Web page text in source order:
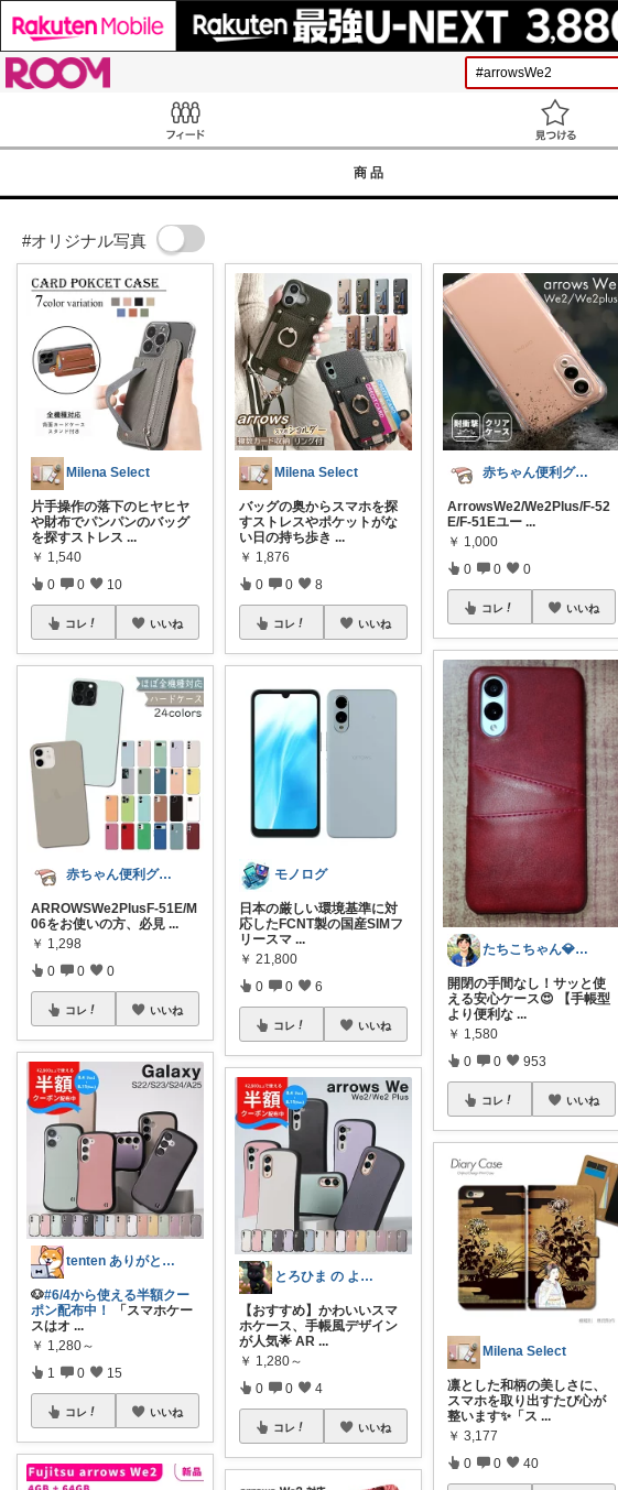
商品
#オリジナル写真
Milena Select
片手操作の落下のヒヤヒヤ
や財布でパンパンのバッグ
を探すストレス ...
￥ 1,540
0 0 10
コレ いいね
赤ちゃん便利グッズ♡
ARROWSWe2PlusF-51E/M
06をお使いの方、必見 ...
￥ 1,298
0 0 0
コレ いいね
tenten ありがとうございます。わん
🐶#6/4から使える半額クー
ポン配布中！
「スマホケー
スはオ ...
￥ 1,280～
1 0 15
コレ いいね
Milena Select
バッグの奥からスマホを探
すストレスやポケットがな
い日の持ち歩き ...
￥ 1,876
0 0 8
コレ いいね
モノログ
日本の厳しい環境基準に対
応したFCNT製の国産SIMフ
リースマ ...
￥ 21,800
0 0 6
コレ いいね
とろひま の よろず屋～お得な商品たち～
【おすすめ】かわいいスマ
ホケース、手帳風デザイン
が人気🌟 AR ...
￥ 1,280～
0 0 4
コレ いいね
赤ちゃん便利グッズ♡
ArrowsWe2/We2Plus/F-52
E/F-51Eユー ...
￥ 1,000
0 0 0
コレ いいね
たちこちゃん💎🐢 月始めはオリ写中心
​開閉の手間なし！サッと使
える安心ケース😍 【手帳型
より便利な ...
￥ 1,580
0 0 953
コレ いいね
Milena Select
凛とした和柄の美しさに、
スマホを取り出すたび心が
整います✨「ス ...
￥ 3,177
0 0 40